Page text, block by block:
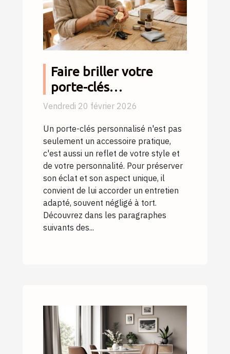
Faire briller votre
porte-clés
personnalisé: conseils
Vendredi 20 février 2026
Un porte-clés personnalisé n'est pas
seulement un accessoire pratique,
c'est aussi un reflet de votre style et
de votre personnalité. Pour préserver
son éclat et son aspect unique, il
convient de lui accorder un entretien
adapté, souvent négligé à tort.
Découvrez dans les paragraphes
suivants des...